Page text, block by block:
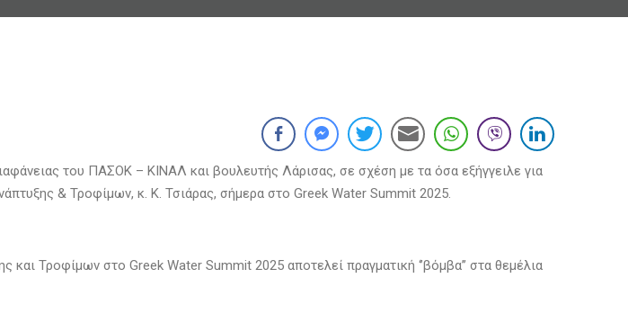
του ΠΑΣΟΚ – ΚΙΝΑΛ και βουλευτής Λάρισας, σε σχέση με τα όσα εξήγγειλε για
& Τροφίμων, κ. Κ. Τσιάρας, σήμερα στο Greek Water Summit 2025.
Τροφίμων στο Greek Water Summit 2025 αποτελεί πραγματική ‘’βόμβα’’ στα θεμέλια